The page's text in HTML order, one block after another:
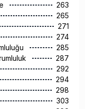
263
265
271
274
285
287
292
294
298
303